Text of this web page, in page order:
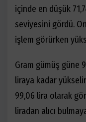
içinde en düşük
seviyesini gördü.
işlem görürken
Gram gümüş güne
liraya kadar
99,06 lira olarak
liradan alıcı